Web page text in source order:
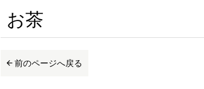
お茶
前のページへ戻る